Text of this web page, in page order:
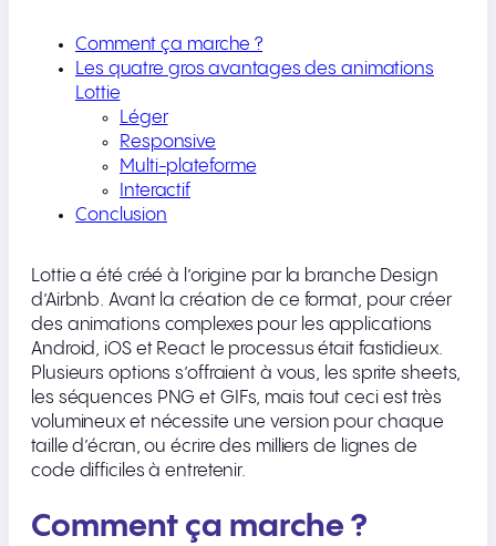
Comment ça marche ?
Les quatre gros avantages des animations
Lottie
Léger
Responsive
Multi-plateforme
Interactif
Conclusion
Lottie a été créé à l’origine par la branche Design
d’Airbnb. Avant la création de ce format, pour créer
des animations complexes pour les applications
Android, iOS et React le processus était fastidieux.
Plusieurs options s’offraient à vous, les sprite sheets,
les séquences PNG et GIFs, mais tout ceci est très
volumineux et nécessite une version pour chaque
taille d’écran, ou écrire des milliers de lignes de
code difficiles à entretenir.
Comment ça marche ?